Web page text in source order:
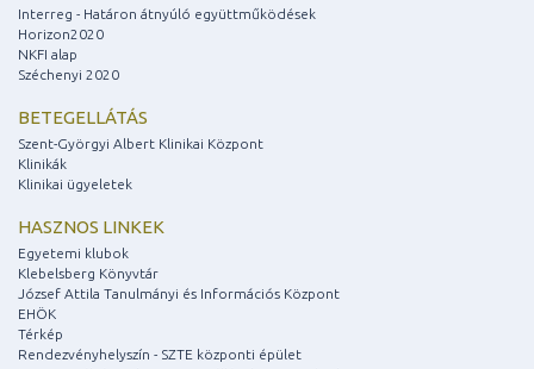
Interreg - Határon átnyúló együttműködések
Horizon2020
NKFI alap
Széchenyi 2020
BETEGELLÁTÁS
Szent-Györgyi Albert Klinikai Központ
Klinikák
Klinikai ügyeletek
HASZNOS LINKEK
Egyetemi klubok
Klebelsberg Könyvtár
József Attila Tanulmányi és Információs Központ
EHÖK
Térkép
Rendezvényhelyszín - SZTE központi épület